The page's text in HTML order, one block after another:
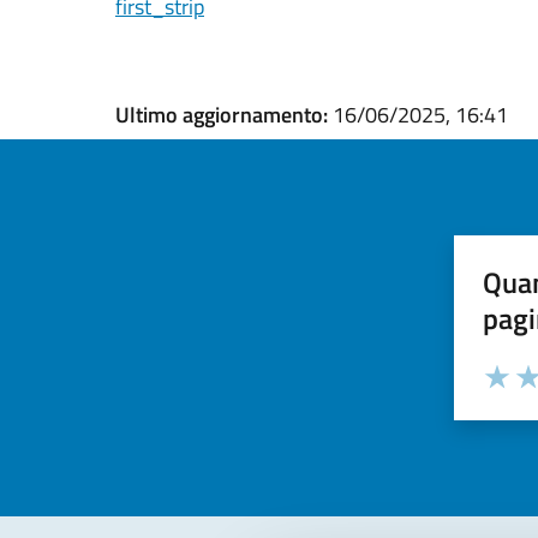
first_strip
Ultimo aggiornamento: 16/06/2025, 16:41
Valuta